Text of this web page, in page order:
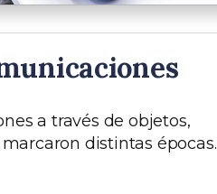
a través de objetos,
distintas épocas.